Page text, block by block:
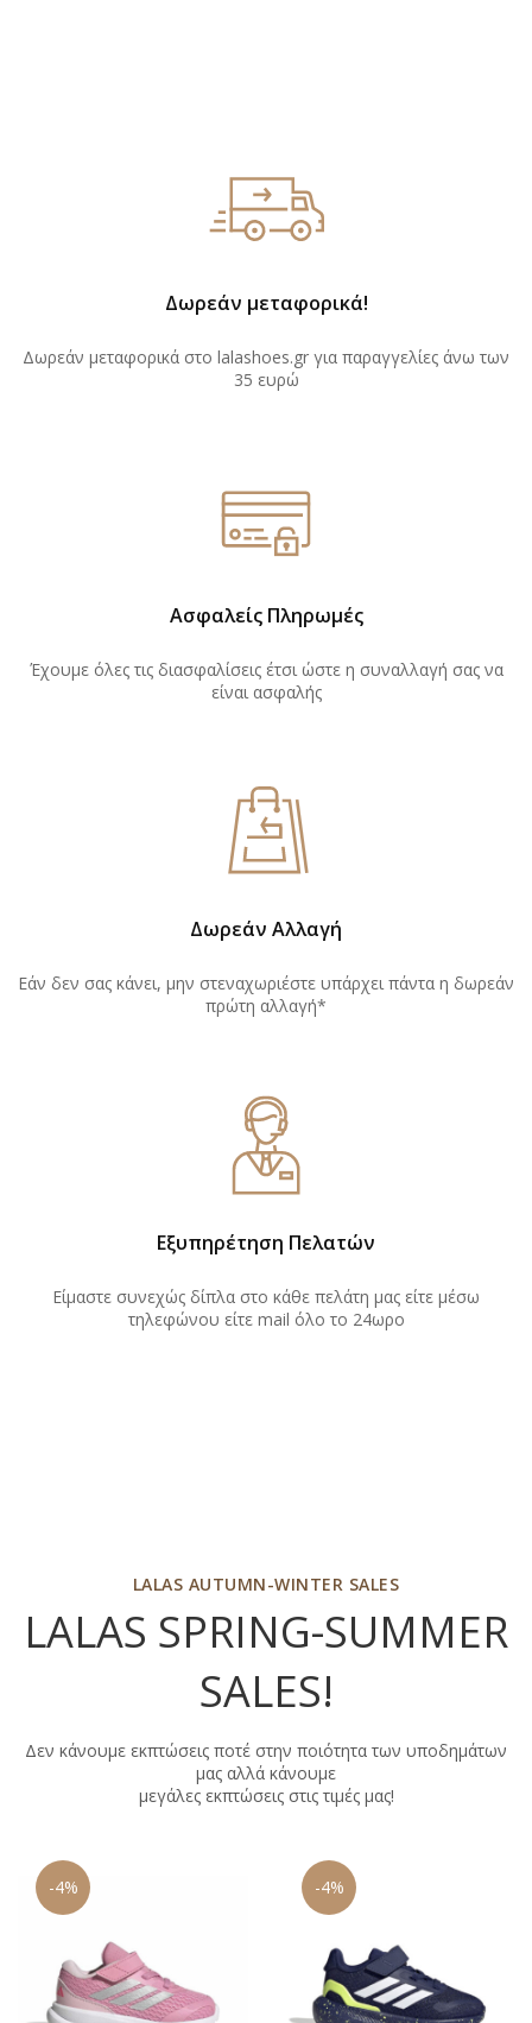
Δωρεάν μεταφορικά!
Δωρεάν μεταφορικά στο lalashoes.gr για παραγγελίες άνω των
35 ευρώ
Ασφαλείς Πληρωμές
Έχουμε όλες τις διασφαλίσεις έτσι ώστε η συναλλαγή σας να
είναι ασφαλής
Δωρεάν Αλλαγή
Εάν δεν σας κάνει, μην στεναχωριέστε υπάρχει πάντα η δωρεάν
πρώτη αλλαγή*
Εξυπηρέτηση Πελατών
Είμαστε συνεχώς δίπλα στο κάθε πελάτη μας είτε μέσω
τηλεφώνου είτε mail όλο το 24ωρο
LALAS AUTUMN-WINTER SALES
LALAS SPRING-SUMMER
SALES!
Δεν κάνουμε εκπτώσεις ποτέ στην ποιότητα των υποδημάτων
μας αλλά κάνουμε
μεγάλες εκπτώσεις στις τιμές μας!
-4% -9%